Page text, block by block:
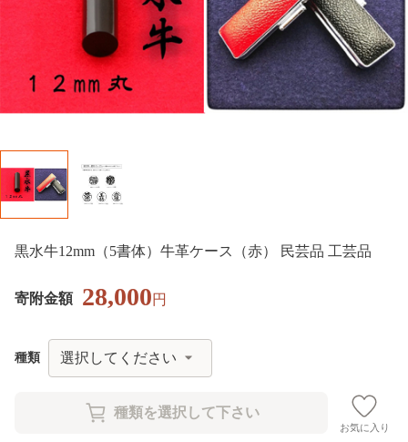
黒水牛12mm（5書体）牛革ケース（赤） 民芸品 工芸品
寄附金額 28,000円
種類
お気に入り